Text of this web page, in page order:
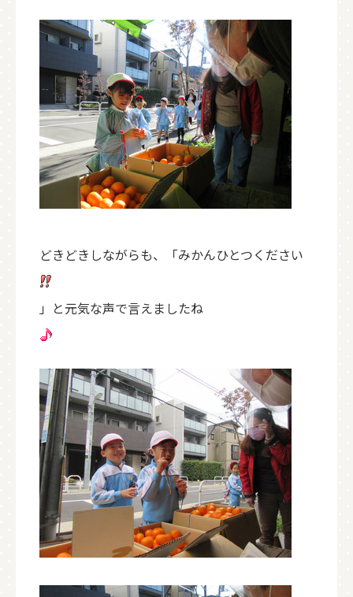
どきどきしながらも、「みかんひとつください
」と元気な声で言えましたね